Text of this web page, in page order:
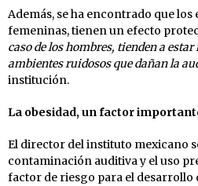
Además, se ha encontrado que
femeninas, tienen un efecto
caso de los hombres, tienden a
ambientes ruidosos que dañan la
institución.
La obesidad, un factor
El director del instituto mexicano
contaminación auditiva y el uso
factor de riesgo para el desarrollo